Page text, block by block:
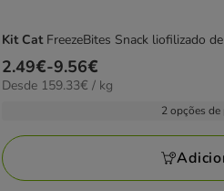
Kit Cat FreezeBites Snack liofilizado
Preço
de
9.56€
2.49€-9.56€
159.33€
Desde 159.33€ / kg
2 opções de